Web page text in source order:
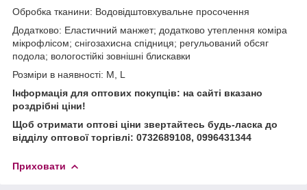
Обробка тканини: Водовідштовхувальне просочення
Додатково: Еластичний манжет; додатково утеплення коміра
мікрофлісом; снігозахисна спідниця; регульований обсяг
подола; вологостійкі зовнішні блискавки
Розміри в наявності: M, L
Інформація для оптових покупців: на сайті вказано
роздрібні ціни!
Щоб отримати оптові ціни звертайтесь будь-ласка до
відділу оптової торгівлі: 0732689108, 0996431344
Приховати